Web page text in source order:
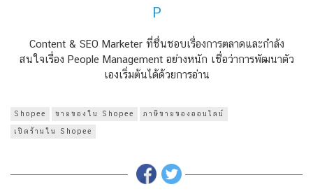
P
Content & SEO Marketer ที่ชื่นชอบเรื่องการตลาดและกำลัง
สนใจเรื่อง People Management อย่างหนัก เชื่อว่าการพัฒนาตัว
เองเริ่มต้นได้ด้วยการอ่าน
Shopee ขายของใน Shopee ภาษีขายของออนไลน์
เปิดร้านใน Shopee